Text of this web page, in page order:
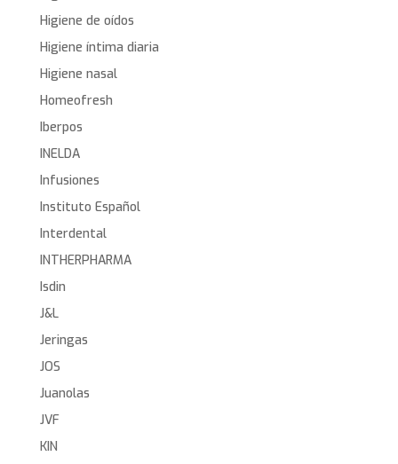
Higiene de oídos
Higiene íntima diaria
Higiene nasal
Homeofresh
Iberpos
INELDA
Infusiones
Instituto Español
Interdental
INTHERPHARMA
Isdin
J&L
Jeringas
JOS
Juanolas
JVF
KIN